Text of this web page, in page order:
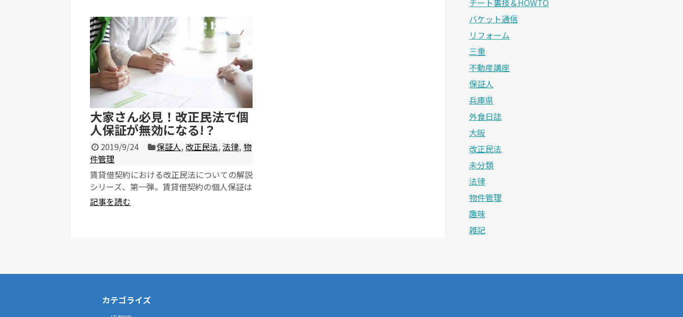
大家さん必見！改正民法で個
人保証が無効になる!？
2019/9/24 保証人, 改正民法,法律, 物
件管理
賃貸借契約における改正民法についての解説
シリーズ、第一弾。賃貸借契約の個人保証は
根保証になっていく点について、大家目線、
記事を読む
バケット通信
リフォーム
三重
不動産講座
保証人
兵庫県
外食日誌
大阪
改正民法
未分類
法律
物件管理
趣味
雑記
カテゴライズ